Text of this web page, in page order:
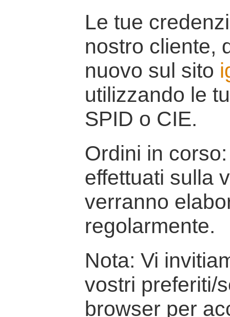
Le tue
nostro cliente,
nuovo sul sito
utilizzando le
SPID o CIE.
Ordini in
effettuati sulla
verranno
regolarmente.
Nota: Vi
vostri preferiti/
browser per